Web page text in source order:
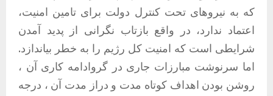
که به نیروهای تحت کنترل دولت برای تامین امنیت،
اعتماد ندارد، در واقع بازتاب نگرانی از پدید آمدن
شرایطی است که امنیت کل رژیم را به خطر بیاندازد.
اما سرنوشت مبارزات جاری در گروادامه کاری آن ،
روشن بودن اهداف کوتاه مدت و دراز مدت آن ، درجه